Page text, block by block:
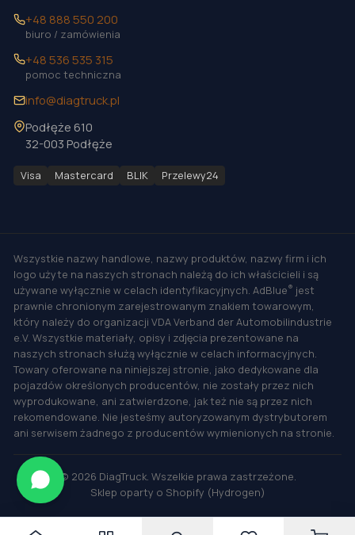
+48 888 550 200
biuro / zamówienia
+48 536 535 315
pomoc techniczna
info@diagtruck.pl
Podłęże 610
32-003 Podłęże
Visa Mastercard BLIK Przelewy24
Wszystkie nazwy handlowe, nazwy produktów, nazwy firm i ich
logo użyte na naszych stronach należą do ich właścicieli i są
używane wyłącznie w celach identyfikacyjnych. AdBlue® jest
prawnie chronionym zarejestrowanym znakiem towarowym,
który należy do organizacji VDA Verband der Automobilindustrie
e.V. Wszystkie materiały, opisy i zdjęcia prezentowane na
naszych stronach służą wyłącznie w celach informacyjnych.
Towary oferowane na niniejszej stronie, jako dedykowane dla
pojazdów określonych producentów, nie zostały przez nich
wyprodukowane, ani zatwierdzone, jak też nie są przez nich
rekomendowane. Nie jesteśmy autoryzowanym dystrybutorem
ani serwisem żadnego z producentów wymienionych na stronie.
© 2026 DiagTruck. Wszelkie prawa zastrzeżone.
Sklep oparty o Shopify (Hydrogen)